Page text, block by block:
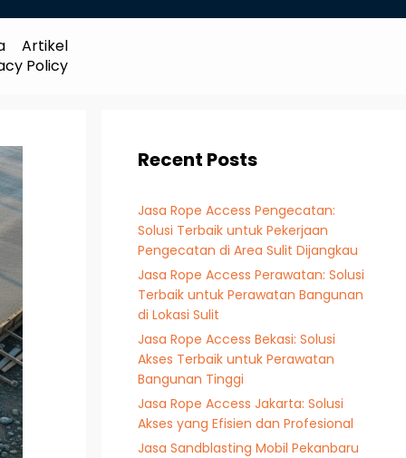
Artikel
Policy
Recent Posts
Jasa Rope Access Pengecatan:
Solusi Terbaik untuk Pekerjaan
Pengecatan di Area Sulit Dijangkau
Jasa Rope Access Perawatan: Solusi
Terbaik untuk Perawatan Bangunan
di Lokasi Sulit
Jasa Rope Access Bekasi: Solusi
Akses Terbaik untuk Perawatan
Bangunan Tinggi
Jasa Rope Access Jakarta: Solusi
Akses yang Efisien dan Profesional
Jasa Sandblasting Mobil Pekanbaru